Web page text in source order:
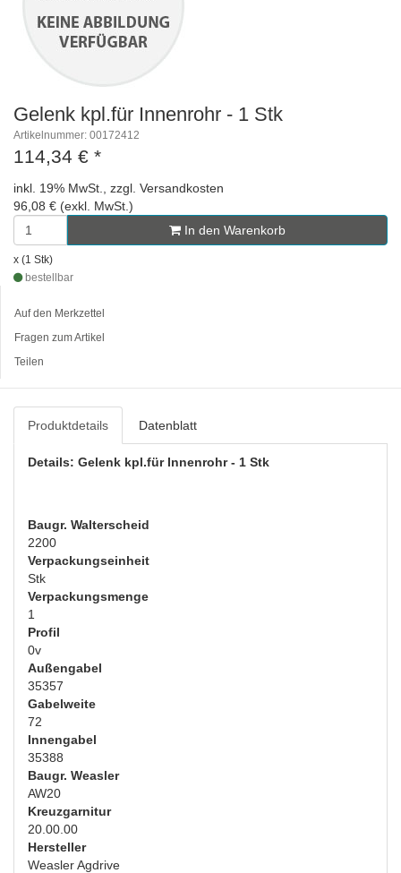
Gelenk kpl.für Innenrohr - 1 Stk
Artikelnummer: 00172412
114,34 € *
inkl. 19% MwSt., zzgl. Versandkosten
96,08 € (exkl. MwSt.)
In den Warenkorb
x (1 Stk)
bestellbar
Auf den Merkzettel
Fragen zum Artikel
Teilen
Produktdetails Datenblatt
Details: Gelenk kpl.für Innenrohr - 1 Stk
Baugr. Walterscheid
2200
Verpackungseinheit
Stk
Verpackungsmenge
1
Profil
0v
Außengabel
35357
Gabelweite
72
Innengabel
35388
Baugr. Weasler
AW20
Kreuzgarnitur
20.00.00
Hersteller
Weasler Agdrive